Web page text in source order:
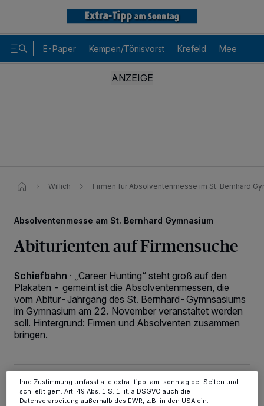
E-Paper Kempen/Tönisvorst Krefeld Meerbusch
Willich Firmen für Absolventenmesse im St. Bernhard
Absolventenmesse am St. Bernhard Gymnasium
Abiturienten auf Firmensuche
Schiefbahn · „Career Hunting“ steht groß auf den
Plakaten - gemeint ist die Absolventenmessen, die
vom Abitur-Jahrgang des St. Bernhard-Gymnsasiums
im Gymnasium am 22. November veranstaltet werden
soll. Hintergrund: Firmen und Absolventen zusammen
bringen.
14.10.2024 , 11:35 Uhr 2 Minuten Lesezeit
personenbezogene Daten wie Browserdaten oder eindeutige
Kennungen auf Ihrem Gerät zu. Durch Auswahl von OK aktivieren Sie
Tracking-Technologien für die unter „Wir und unsere Partner
verarbeiten Daten, um Ihnen Dienste bereitzustellen“ aufgeführten
Zwecke. Wenn Tracker deaktiviert sind, sind manche Inhalte und
Anzeigen möglicherweise nicht mehr so relevant für Sie. Sie können
dieses Menü jederzeit wieder aufrufen, um Ihre Einstellungen zu
ändern oder Ihre Einwilligung zu widerrufen, indem Sie auf den Link
Ihre Zustimmung umfasst alle extra-tipp-am-sonntag.de-Seiten und
schließt gem. Art. 49 Abs. 1 S. 1 lit. a DSGVO auch die
Datenverarbeitung außerhalb des EWR, z.B. in den USA ein.